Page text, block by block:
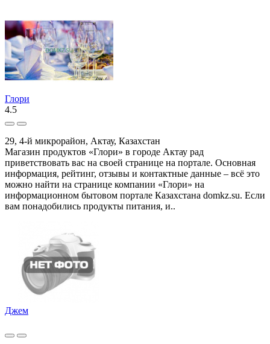
Глори
4.5
29, 4-й микрорайон, Актау, Казахстан
Магазин продуктов «Глори» в городе Актау рад
приветствовать вас на своей странице на портале. Основная
информация, рейтинг, отзывы и контактные данные – всё это
можно найти на странице компании «Глори» на
информационном бытовом портале Казахстана domkz.su. Если
вам понадобились продукты питания, и..
Джем